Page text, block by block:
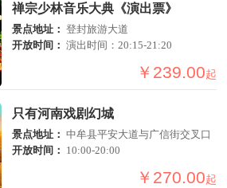
禅宗少林音乐大典《演出票》
景点地址： 登封旅游大道
开放时间： 演出时间：20:15-21:20
￥239.00起
只有河南戏剧幻城
景点地址： 中牟县平安大道与广信街交叉口
开放时间： 10:00-20:00
￥270.00起